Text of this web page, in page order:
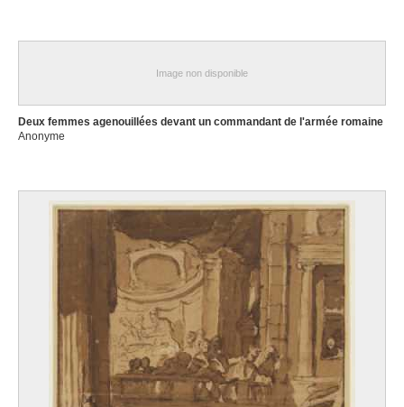
Image non disponible
Deux femmes agenouillées devant un commandant de l'armée romaine
Anonyme